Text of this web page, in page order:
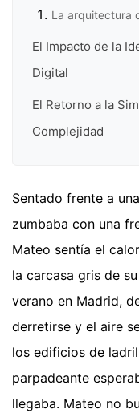
La arquitectura
El Impacto de la
Digital
El Retorno a la
Complejidad
Sentado frente a
zumbaba con una
Mateo sentía el
la carcasa gris de
verano en Madrid,
derretirse y el aire
los edificios de
parpadeante
llegaba. Mateo no